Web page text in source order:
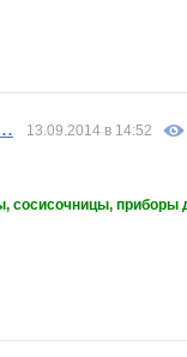
13.09.2014 в 14:52
приборы